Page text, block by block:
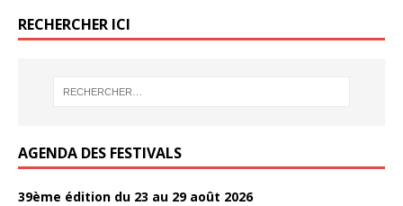
b
o
er
o
k
o
k
RECHERCHER ICI
AGENDA DES FESTIVALS
39ème édition du 23 au 29 août 2026